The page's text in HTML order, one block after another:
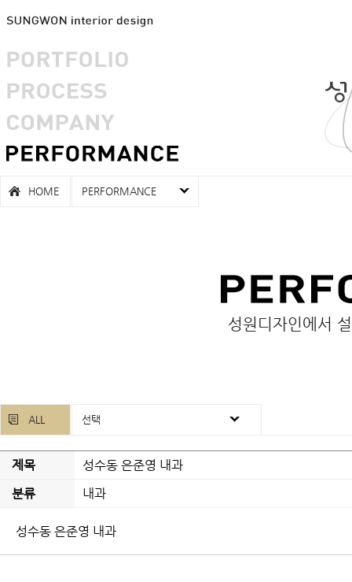
성원디자인에서
HOME PERFORMANCE
ALL 선택
제목
성수동 은준영 내과
분류
내과
성수동 은준영 내과